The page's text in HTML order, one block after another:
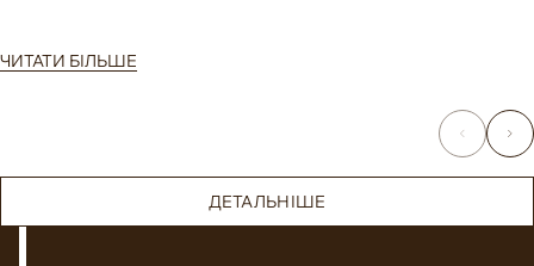
ЧИТАТИ БІЛЬШЕ
ДЕТАЛЬНІШЕ